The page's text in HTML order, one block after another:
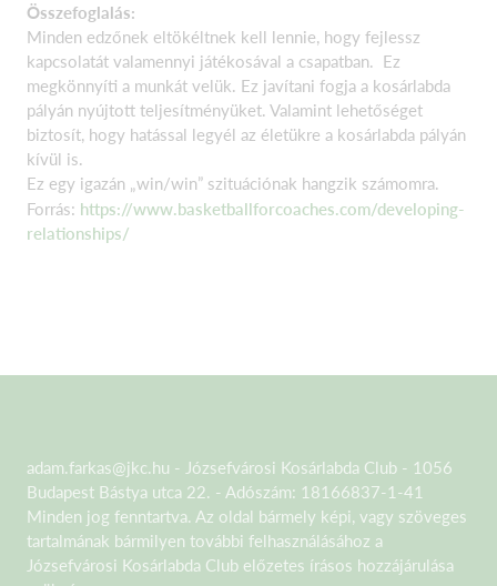
Összefoglalás:
Minden edzőnek eltökéltnek kell lennie, hogy fejlessz
kapcsolatát valamennyi játékosával a csapatban. Ez
megkönnyíti a munkát velük. Ez javítani fogja a kosárlabda
pályán nyújtott teljesítményüket. Valamint lehetőséget
biztosít, hogy hatással legyél az életükre a kosárlabda pályán
kívül is.
Ez egy igazán „win/win” szituációnak hangzik számomra.
Forrás: https://www.basketballforcoaches.com/developing-
relationships/
adam.farkas@jkc.hu - Józsefvárosi Kosárlabda Club - 1056
Budapest Bástya utca 22. - Adószám: 18166837-1-41
Minden jog fenntartva. Az oldal bármely képi, vagy szöveges
tartalmának bármilyen további felhasználásához a
Józsefvárosi Kosárlabda Club előzetes írásos hozzájárulása